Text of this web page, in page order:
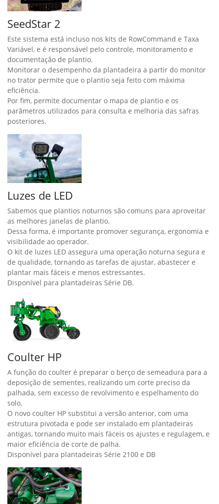
SeedStar 2
Este sistema está incluso nos kits de RowCommand e Taxa
Variável, e é responsável pelo controle, monitoramento e
documentação de plantio.
Monitorar o desempenho da plantadeira a partir do monitor
no trator permite que o plantio seja feito com máxima
eficiência.
Por fim, permite documentar o mapa de plantio e os
parâmetros utilizados para consulta e melhoria das safras
posteriores.
Luzes de LED
Sabemos que plantios noturnos são comuns para aproveitar
as melhores janelas de plantio.
Dessa forma, é importante promover segurança, ergonomia e
visibilidade ao operador.
O kit de luzes LED assegura uma operação noturna segura e
de qualidade, tornando as tarefas de ajustar, abastecer e
plantar mais fáceis e menos estressantes.
Disponível para plantadeiras Série DB.
Coulter HP
A função do coulter é preparar o berço de semeadura para a
deposição de sementes, realizando um corte preciso da
palhada, sem excesso de revolvimento e espelhamento do
solo.
O novo coulter HP substitui a versão anterior, com uma
estrutura pivotada e pode ser instalado em plantadeiras
antigas, tornando muito mais fáceis os ajustes e regulagem, e
maior eficiência de corte de palha.
Disponível para plantadeiras Série 2100 e DB